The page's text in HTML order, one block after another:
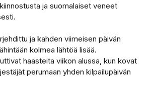
ja suomalaiset veneet
ja kahden viimeisen päivän
kolmea lähtöä lisää.
haasteita viikon alussa, kun kovat
perumaan yhden kilpailupäivän